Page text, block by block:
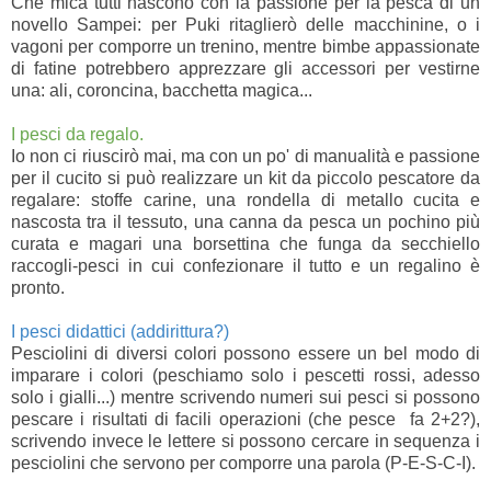
novello Sampei: per Puki ritaglierò delle macchinine, o i
vagoni per comporre un trenino, mentre bimbe appassionate
di fatine potrebbero apprezzare gli accessori per vestirne
una: ali, coroncina, bacchetta magica...
I pesci da regalo.
Io non ci riuscirò mai, ma con un po' di manualità e passione
per il cucito si può realizzare un kit da piccolo pescatore da
regalare: stoffe carine, una rondella di metallo cucita e
nascosta tra il tessuto, una canna da pesca un pochino più
curata e magari una borsettina che funga da secchiello
raccogli-pesci in cui confezionare il tutto e un regalino è
pronto.
I pesci didattici (addirittura?)
Pesciolini di diversi colori possono essere un bel modo di
imparare i colori (peschiamo solo i pescetti rossi, adesso
solo i gialli...) mentre scrivendo numeri sui pesci si possono
pescare i risultati di facili operazioni (che pesce fa 2+2?),
scrivendo invece le lettere si possono cercare in sequenza i
pesciolini che servono per comporre una parola (P-E-S-C-I).